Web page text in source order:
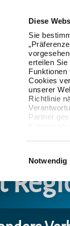
Diese
Sie
erteilen Sie
Funktionen
Cookies
unserer
Richtlinie
Partner
Ihre
Notwendig